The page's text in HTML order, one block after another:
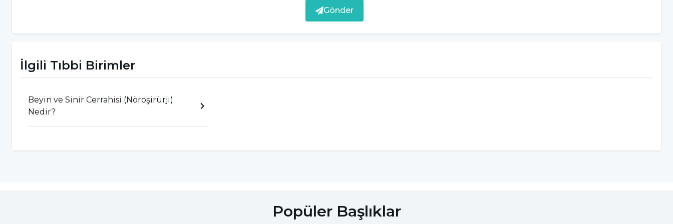
Konuşma veya sözlü iletişimi anlamada zorluk
Anevrizma
Bazı durumlarda moyamoya hastalığı olan çocuklarda
kanaması belirtileri
Gönder
İlgili Tıbbi Birimler
Beyin ve Sinir Cerrahisi (Nöroşirürji)
Nedir?
Popüler Başlıklar